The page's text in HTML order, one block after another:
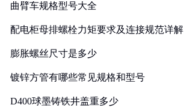
曲臂车规格型号大全
配电柜母排螺栓力矩要求及连接规范详解
膨胀螺丝尺寸是多少
镀锌方管有哪些常见规格和型号
D400球墨铸铁井盖重多少